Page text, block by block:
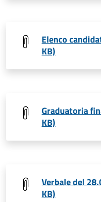
Elenco
KB)
Graduatoria
KB)
Verbale del
KB)